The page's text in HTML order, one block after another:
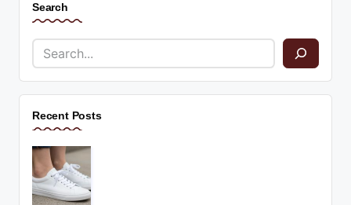
Search
Recent Posts